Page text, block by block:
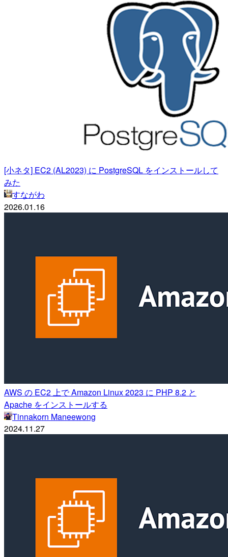
[小ネタ] EC2 (AL2023) に PostgreSQL をインストールして
みた
すながわ
2026.01.16
AWS の EC2 上で Amazon Linux 2023 に PHP 8.2 と
Apache をインストールする
Tinnakorn Maneewong
2024.11.27